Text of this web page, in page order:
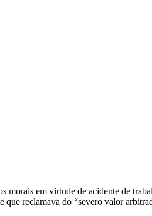
morais em virtude de acidente de
que reclamava do “severo valor